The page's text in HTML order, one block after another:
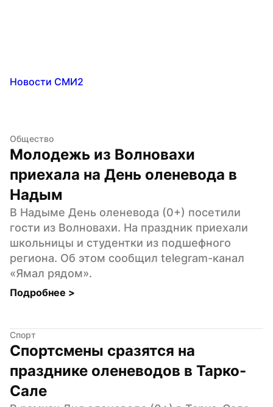
Новости СМИ2
Общество
Молодежь из Волновахи
приехала на День оленевода в
Надым
В Надыме День оленевода (0+) посетили
гости из Волновахи. На праздник приехали
школьницы и студентки из подшефного
региона. Об этом сообщил telegram-канал
«Ямал рядом».
Подробнее >
Спорт
Спортсмены сразятся на
празднике оленеводов в Тарко-
Сале